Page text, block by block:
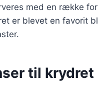
med en række
er blevet en favorit
til